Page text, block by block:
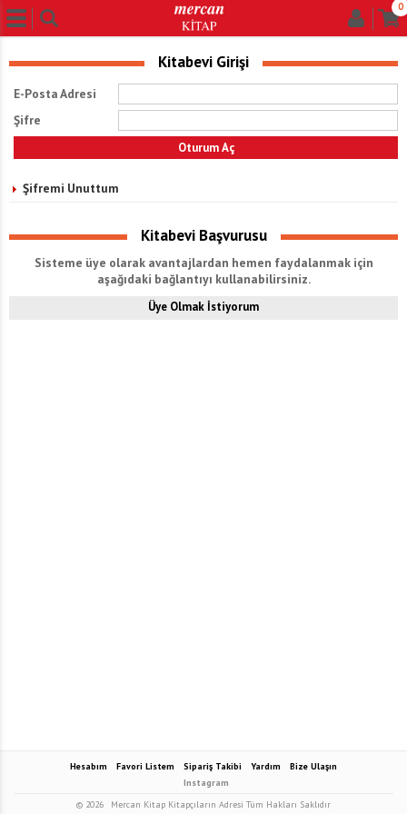
0
Kitabevi Girişi
E-Posta Adresi
Şifre
Şifremi Unuttum
Kitabevi Başvurusu
Sisteme üye olarak avantajlardan hemen faydalanmak için
aşağıdaki bağlantıyı kullanabilirsiniz.
Üye Olmak İstiyorum
Hesabım Favori Listem Sipariş Takibi Yardım
Bize Ulaşın
Instagram
© 2026
Mercan Kitap Kitapçıların Adresi Tüm Hakları Saklıdır